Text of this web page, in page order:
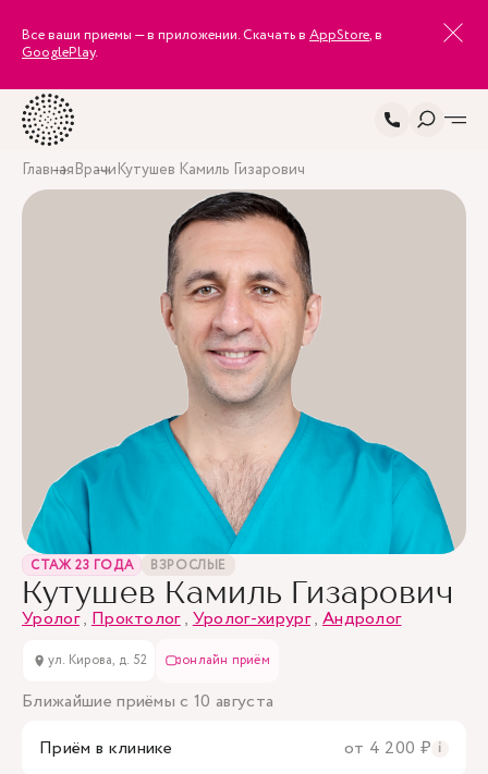
Все ваши приемы — в приложении. Скачать в AppStore, в
GooglePlay.
ГлавнаяВрачиКутушев Камиль Гизарович
СТАЖ 23 ГОДА ВЗРОСЛЫЕ
Кутушев Камиль Гизарович
Уролог,Проктолог,Уролог-хирург,Андролог
ул. Кирова, д. 52 онлайн приём
Ближайшие приёмы с 10 августа
Приём в клинике
от 4 200 ₽ i